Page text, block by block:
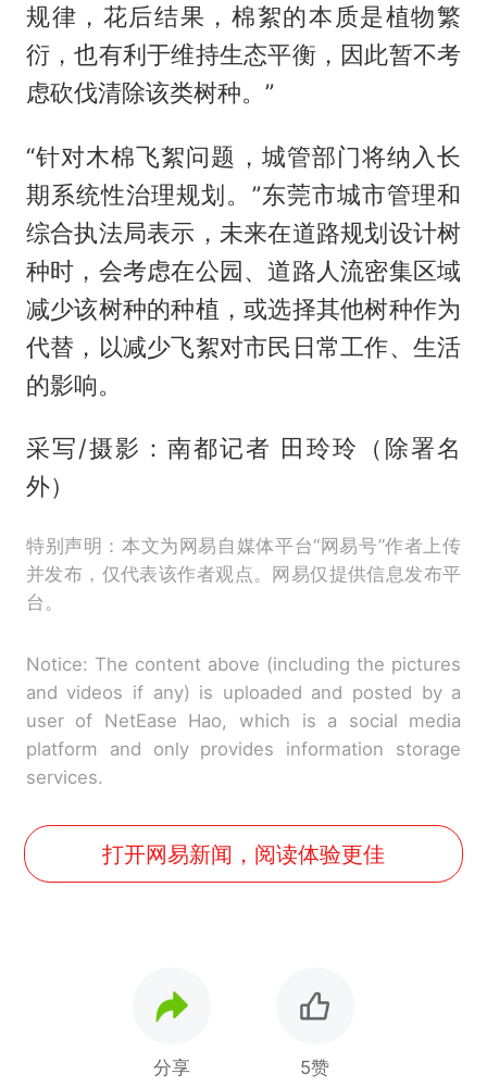
规律，花后结果，棉絮的本质是植物繁
衍，也有利于维持生态平衡，因此暂不考
虑砍伐清除该类树种。”
“针对木棉飞絮问题，城管部门将纳入长
期系统性治理规划。”东莞市城市管理和
综合执法局表示，未来在道路规划设计树
种时，会考虑在公园、道路人流密集区域
减少该树种的种植，或选择其他树种作为
代替，以减少飞絮对市民日常工作、生活
的影响。
采写/摄影：南都记者 田玲玲（除署名
外）
特别声明：本文为网易自媒体平台“网易号”作者上传
并发布，仅代表该作者观点。网易仅提供信息发布平
台。
Notice: The content above (including the pictures
and videos if any) is uploaded and posted by a
user of NetEase Hao, which is a social media
platform and only provides information storage
services.
打开网易新闻，阅读体验更佳
分享 5赞